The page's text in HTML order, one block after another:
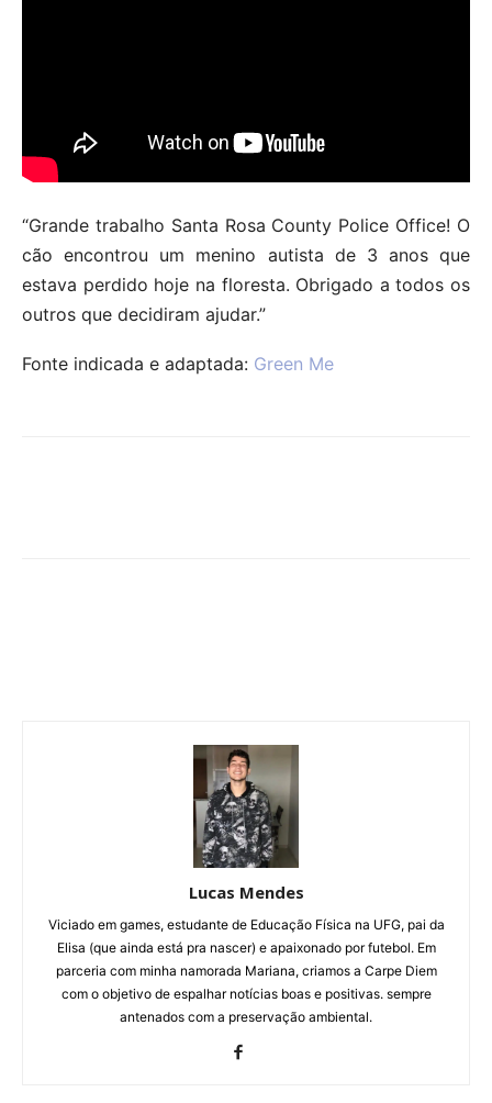
“Grande trabalho Santa Rosa County Police Office! O
cão encontrou um menino autista de 3 anos que
estava perdido hoje na floresta. Obrigado a todos os
outros que decidiram ajudar.”
Fonte indicada e adaptada: Green Me
Lucas Mendes
Viciado em games, estudante de Educação Física na UFG, pai da
Elisa (que ainda está pra nascer) e apaixonado por futebol. Em
parceria com minha namorada Mariana, criamos a Carpe Diem
com o objetivo de espalhar notícias boas e positivas. sempre
antenados com a preservação ambiental.